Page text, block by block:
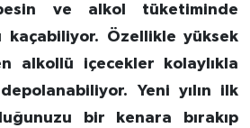
ve alkol tüketiminde
kaçabiliyor. Özellikle yüksek
alkollü içecekler kolaylıkla
Yeni yılın ilk
bir kenara bırakıp